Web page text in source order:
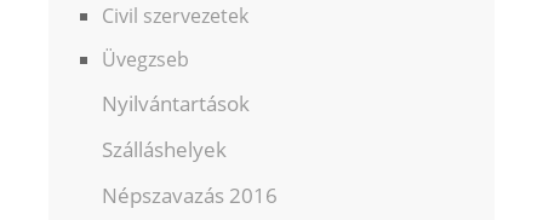
Civil szervezetek
Üvegzseb
Nyilvántartások
Szálláshelyek
Népszavazás 2016